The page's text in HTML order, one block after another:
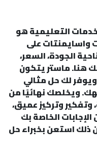
التعليمية هو
واسايمنتات على
الجودة، السعر،
هنا. ماستر يتكون
لك حل مثالي
ويخلصك نهائيًا من
وتركيز عميق،
الخاصة بك
ذلك استعن بخبراء حل